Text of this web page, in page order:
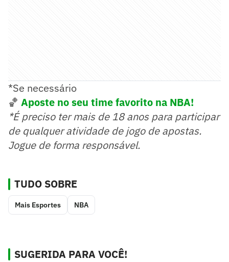
*Se necessário
🏀 Aposte no seu time favorito na NBA!
*É preciso ter mais de 18 anos para participar
de qualquer atividade de jogo de apostas.
Jogue de forma responsável.
TUDO SOBRE
Mais Esportes NBA
SUGERIDA PARA VOCÊ!